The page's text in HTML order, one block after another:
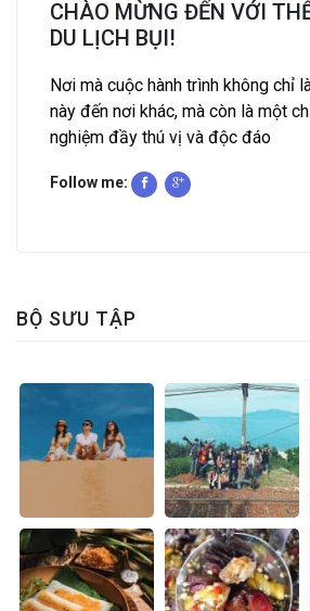
CHÀO MỪNG ĐẾN VỚI
DU LỊCH BỤI!
Nơi mà cuộc hành trình không chỉ
này đến nơi khác, mà còn là một
nghiệm đầy thú vị và độc đáo
Follow me:
BỘ SƯU TẬP